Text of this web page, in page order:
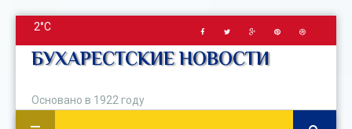
2°C
БУХАРЕСТСКИЕ НОВОСТИ
Основано в 1922 году